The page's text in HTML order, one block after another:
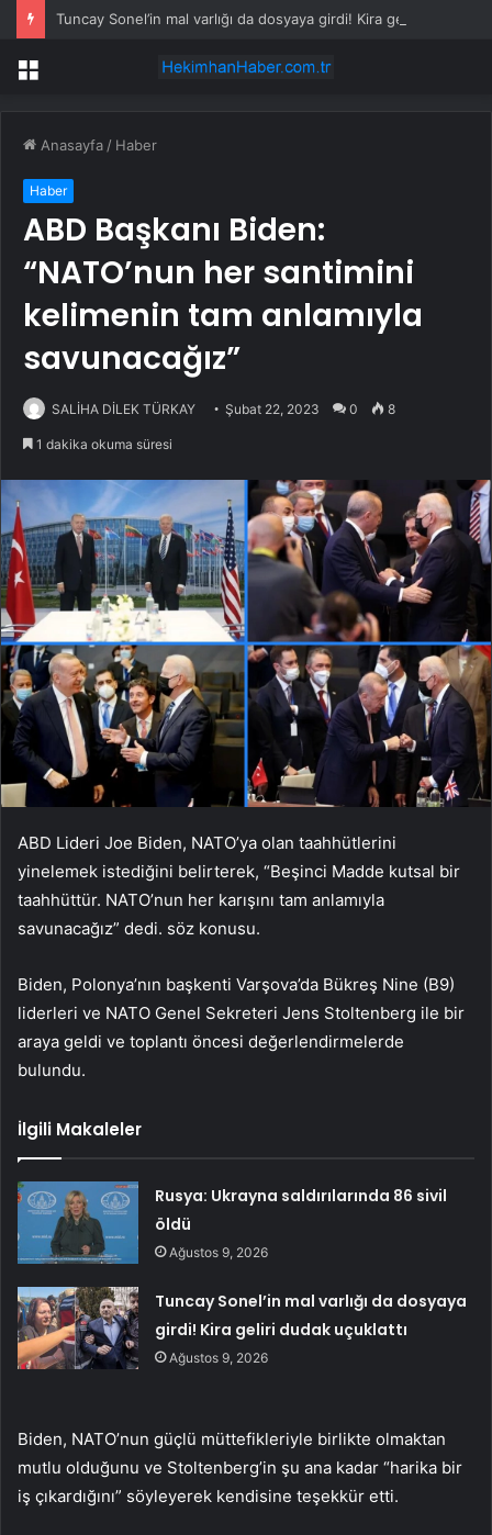
Menü
Anasayfa / Haber
Haber
ABD Başkanı Biden:
“NATO’nun her santimini
kelimenin tam anlamıyla
savunacağız”
SALİHA DİLEK TÜRKAY Şubat 22, 2023 0 8
1 dakika okuma süresi
ABD Lideri Joe Biden, NATO’ya olan taahhütlerini
yinelemek istediğini belirterek, “Beşinci Madde kutsal bir
taahhüttür. NATO’nun her karışını tam anlamıyla
savunacağız” dedi. söz konusu.
Biden, Polonya’nın başkenti Varşova’da Bükreş Nine (B9)
liderleri ve NATO Genel Sekreteri Jens Stoltenberg ile bir
araya geldi ve toplantı öncesi değerlendirmelerde
bulundu.
İlgili Makaleler
Rusya: Ukrayna saldırılarında 86 sivil
öldü
Ağustos 9, 2026
Tuncay Sonel’in mal varlığı da dosyaya
girdi! Kira geliri dudak uçuklattı
Ağustos 9, 2026
Biden, NATO’nun güçlü müttefikleriyle birlikte olmaktan
mutlu olduğunu ve Stoltenberg’in şu ana kadar “harika bir
iş çıkardığını” söyleyerek kendisine teşekkür etti.